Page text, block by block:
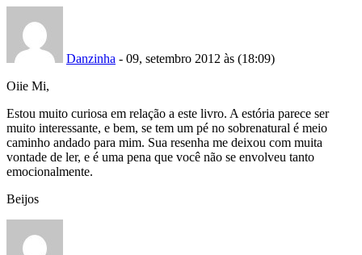
Danzinha - 09, setembro 2012 às (18:09)
Oiie Mi,
Estou muito curiosa em relação a este livro. A estória parece ser
muito interessante, e bem, se tem um pé no sobrenatural é meio
caminho andado para mim. Sua resenha me deixou com muita
vontade de ler, e é uma pena que você não se envolveu tanto
emocionalmente.
Beijos